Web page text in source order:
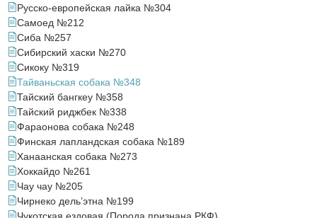
Русско-европейская лайка №304
Самоед №212
Сиба №257
Сибирский хаски №270
Сикоку №319
Тайваньская собака №348
Тайский бангкеу №358
Тайский риджбек №338
Фараонова собака №248
Финская лапландская собака №189
Ханаанская собака №273
Хоккайдо №261
Чау чау №205
Чирнеко дель’этна №199